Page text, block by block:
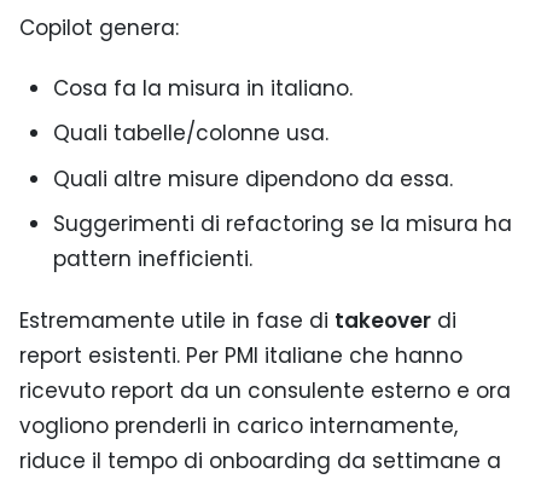
Copilot genera:
Cosa fa la misura in italiano.
Quali tabelle/colonne usa.
Quali altre misure dipendono da essa.
Suggerimenti di refactoring se la misura ha
pattern inefficienti.
Estremamente utile in fase di takeover di
report esistenti. Per PMI italiane che hanno
ricevuto report da un consulente esterno e ora
vogliono prenderli in carico internamente,
riduce il tempo di onboarding da settimane a